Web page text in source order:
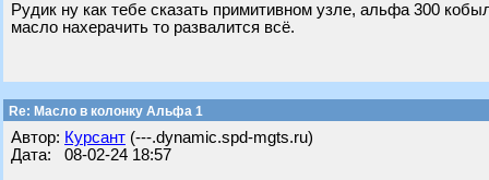
Рудик ну как тебе сказать примитивном узле, альфа 300
масло нахерачить то развалится всё.
Re: Масло в колонку Альфа 1
Автор: Курсант (---.dynamic.spd-mgts.ru)
Дата: 08-02-24 18:57